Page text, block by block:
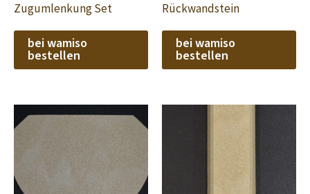
Zugumlenkung Set
bei wamiso
bestellen
Rückwandstein
bei wamiso
bestellen